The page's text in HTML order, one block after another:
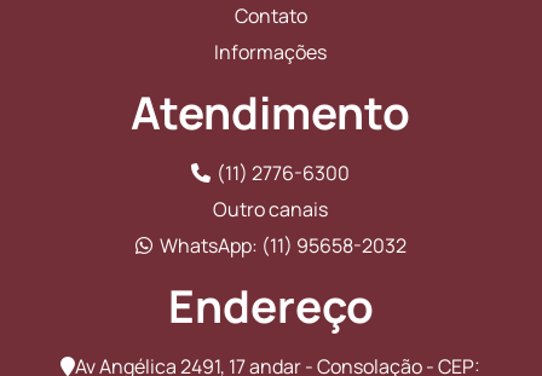
Contato
Informações
Atendimento
(11) 2776-6300
Outro canais
WhatsApp: (11) 95658-2032
Endereço
Av Angélica 2491, 17 andar - Consolação - CEP: